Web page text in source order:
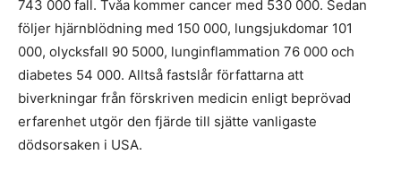
743 000 fall. Tvåa kommer cancer med 530 000. Sedan
följer hjärnblödning med 150 000, lungsjukdomar 101
000, olycksfall 90 5000, lunginflammation 76 000 och
diabetes 54 000. Alltså fastslår författarna att
biverkningar från förskriven medicin enligt beprövad
erfarenhet utgör den fjärde till sjätte vanligaste
dödsorsaken i USA.